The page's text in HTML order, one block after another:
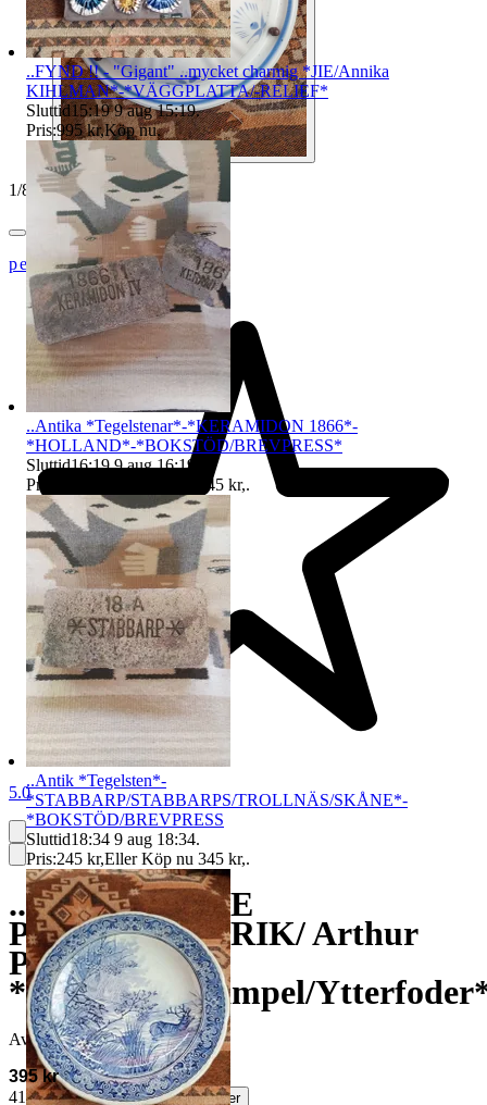
1/8
peters-private
5.0
..Äldre *GEFLE
PORSLINFABRIK/ Arthur
PERCY*-
*Ampel/Blomampel/
Avslutad 21 jun 06:54
395 kr
417 kr med köparskydd. Läs mer
..FYND !! - "Gigant" ..mycket charmig *JIE/Annika
KIHLMAN*-*VÄGGPLATTA/-RELIEF*
Sluttid15:19 9 aug 15:19.
Pris:995 kr,Köp nu.
..Antika *Tegelstenar*-*KERAMIDON 1866*-
*HOLLAND*-*BOKSTÖD/BREVPRESS*
Sluttid16:19 9 aug 16:19
Pris:
345 kr,.
..Antik *Tegelsten*-
*STABBARP/STABBARPS/TROLLNÄS/SKÅNE*-
*BOKSTÖD/BREVPRESS
Sluttid18:34 9 aug 18:34.
Pris:245 kr,Eller Köp nu 345 kr,.